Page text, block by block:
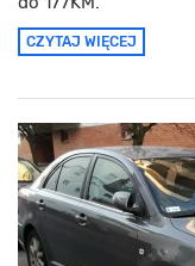
CZYTAJ WIĘCEJ